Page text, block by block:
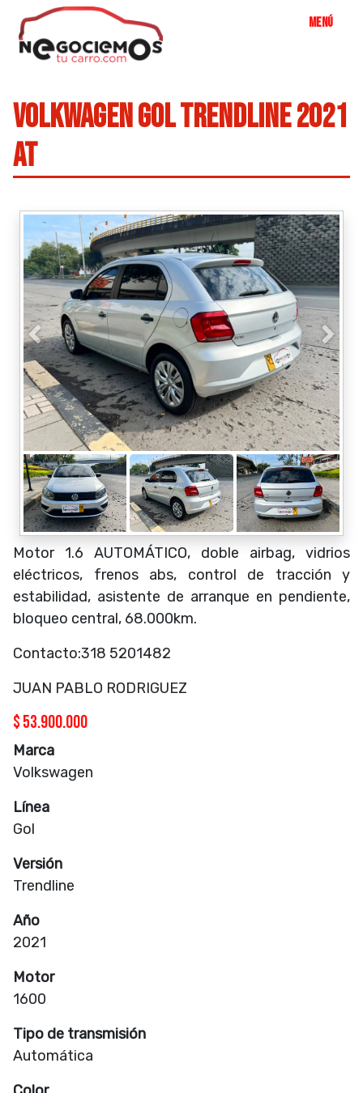
VOLKWAGEN GOL TRENDLINE 2021
AT
Motor 1.6 AUTOMÁTICO, doble airbag, vidrios
eléctricos, frenos abs, control de tracción y
estabilidad, asistente de arranque en pendiente,
bloqueo central, 68.000km.
Contacto:318 5201482
JUAN PABLO RODRIGUEZ
$53.900.000
Marca
Volkswagen
Línea
Gol
Versión
Trendline
Año
2021
Motor
1600
Tipo de transmisión
Automática